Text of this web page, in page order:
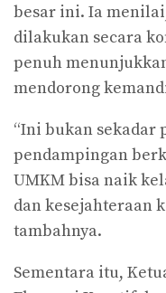
besar ini. Ia
dilakukan secara
penuh
mendorong
“Ini bukan sekadar
pendampingan
UMKM bisa naik
dan kesejahteraan
tambahnya.
Sementara itu,